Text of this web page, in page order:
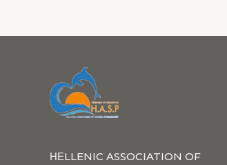
ΗΕLLENIC ASSOCIATION OF